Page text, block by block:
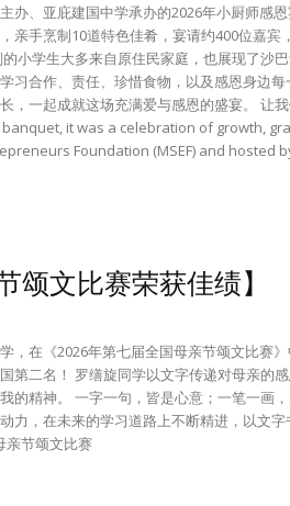
办、亚庇建国中学承办的2026年小厨师感
亲手烹制10道特色佳肴，宴请约400位嘉
小学生大多来自原住民家庭，也展现了沙
习合作、责任、珍惜食物，以及感恩身边
，一起成就这场充满爱与感恩的盛宴。 让
it was a celebration of growth,
Foundation (MSEF) and hosted
颂文比赛荣获佳绩】
，在《2026年第七届全国母亲节颂文比赛
第二名！ 罗缮旋同学以文字传递对母亲的
的精神。 一字一句，皆是心意；一笔一画
力，在未来的学习道路上不断精进，以文
亲节颂文比赛